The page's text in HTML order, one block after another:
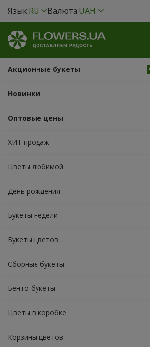
Язык:RU Валюта:UAH
Акционные букеты
Новинки
Оптовые цены
ХИТ продаж
Цветы любимой
День рождения
Букеты недели
Букеты цветов
Сборные букеты
Бенто-букеты
Цветы в коробке
Корзины цветов